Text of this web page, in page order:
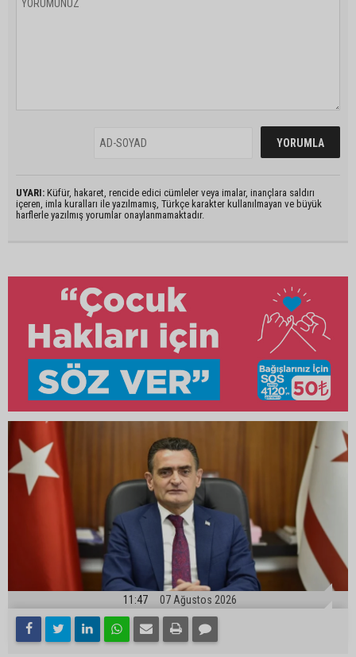
UYARI: Küfür, hakaret, rencide edici cümleler veya imalar, inançlara saldırı
içeren, imla kuralları ile yazılmamış, Türkçe karakter kullanılmayan ve büyük
harflerle yazılmış yorumlar onaylanmamaktadır.
11:47 07 Ağustos 2026